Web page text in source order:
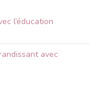
l’éducation
avec